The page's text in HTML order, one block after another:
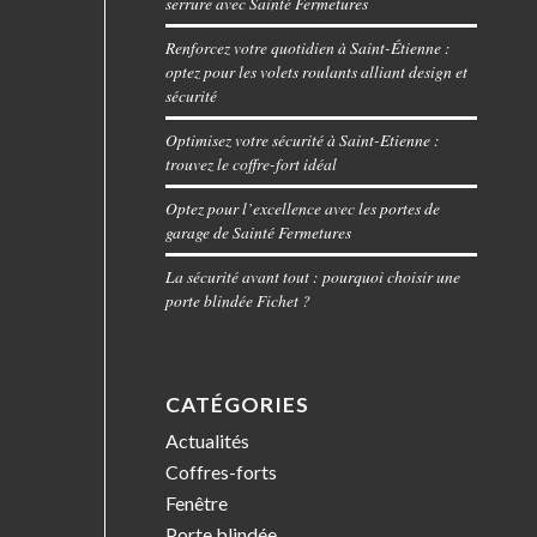
Renforcez votre quotidien à Saint-Étienne :
optez pour les volets roulants alliant design et
sécurité
Optimisez votre sécurité à Saint-Etienne :
trouvez le coffre-fort idéal
Optez pour l’excellence avec les portes de
garage de Sainté Fermetures
La sécurité avant tout : pourquoi choisir une
porte blindée Fichet ?
CATÉGORIES
Actualités
Coffres-forts
Fenêtre